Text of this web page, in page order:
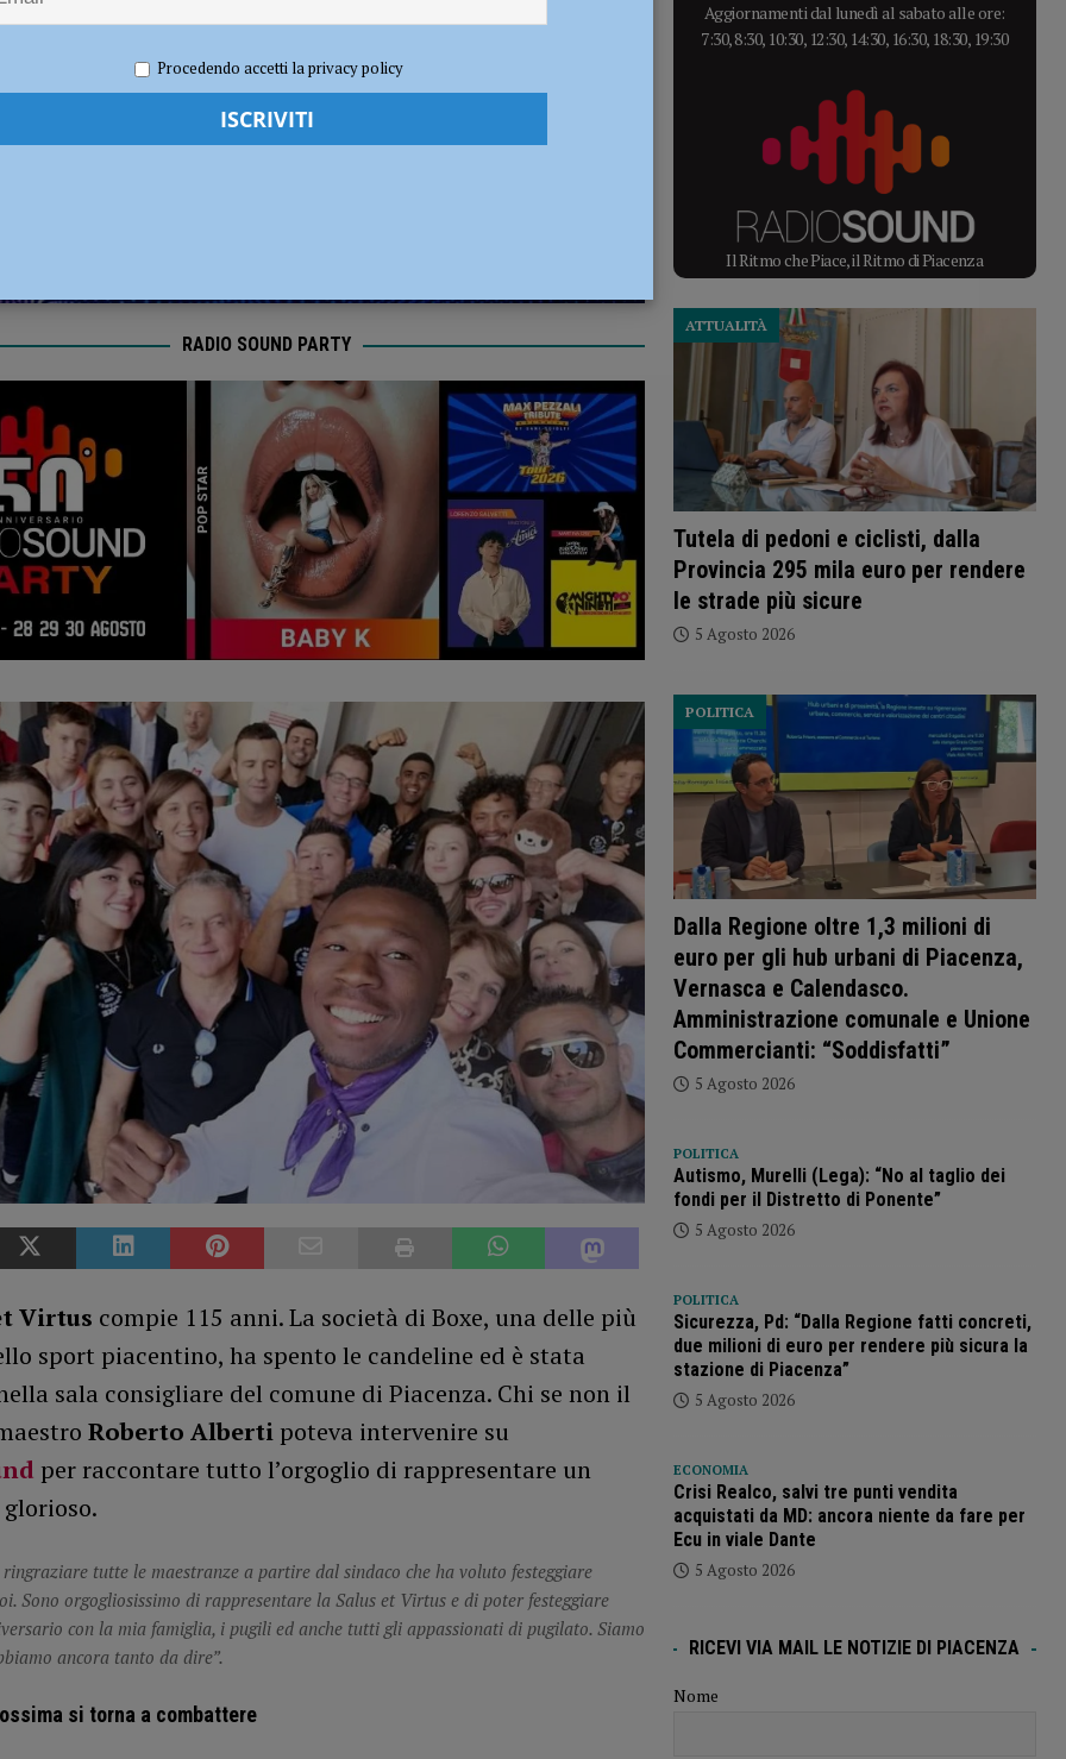
“Verificare subito la situazione nella provincia di Piacenza”
Carlofilippo Vardelli Boxe
RADIO SOUND PARTY
Virtus compie 115 anni. La società di Boxe, una delle più
sport piacentino, ha spento le candeline ed è stata
sala consigliare del comune di Piacenza. Chi se non il
Roberto Albertipoteva intervenire su
per raccontare tutto l’orgoglio di rappresentare un
tutte le maestranze a partire dal sindaco che ha voluto festeggiare
Sono orgogliosissimo di rappresentare la Salus et Virtus e di poter festeggiare
con la mia famiglia, i pugili ed anche tutti gli appassionati di pugilato. Siamo
ancora tanto da dire”.
si torna a combattere
Aggiornamenti dal lunedì al sabato alle ore:
7:30, 8:30, 10:30, 12:30, 14:30, 16:30, 18:30, 19:30
Il Ritmo che Piace, il Ritmo di Piacenza
Tutela di pedoni e ciclisti, dalla
Provincia 295 mila euro per rendere
le strade più sicure
ATTUALITÀ
5 Agosto 2026
Dalla Regione oltre 1,3 milioni di
euro per gli hub urbani di Piacenza,
Vernasca e Calendasco.
Amministrazione comunale e Unione
Commercianti: “Soddisfatti”
POLITICA
5 Agosto 2026
POLITICA
Autismo, Murelli (Lega): “No al taglio dei
fondi per il Distretto di Ponente”
5 Agosto 2026
POLITICA
Sicurezza, Pd: “Dalla Regione fatti concreti,
due milioni di euro per rendere più sicura la
stazione di Piacenza”
5 Agosto 2026
ECONOMIA
Crisi Realco, salvi tre punti vendita
acquistati da MD: ancora niente da fare per
Ecu in viale Dante
5 Agosto 2026
RICEVI VIA MAIL LE NOTIZIE DI PIACENZA
Nome
Procedendo accetti la privacy policy